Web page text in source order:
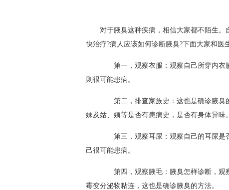
对于腋臭这种疾病，相信大家都不陌生
快治疗?病人应该如何诊断腋臭?下面大家和医
第一，观察衣服：观察自己所穿内衣腋
则很可能患病。
第二，排查家族史：这也是确诊腋臭
妹及姑、姨等是否有患病史，是否有身体异味。
第三，观察耳屎：观察自己的耳屎是
己很可能患病。
第四，观察腋毛：腋臭怎样诊断，观
霉变分泌物粘连，这也是确诊腋臭的方法。